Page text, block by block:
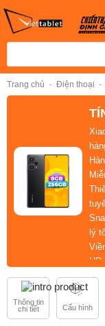
Trang chủ - Điện thoại -
lý
HD+
một
Trả
Thông tin
chi tiết
Cấu hình